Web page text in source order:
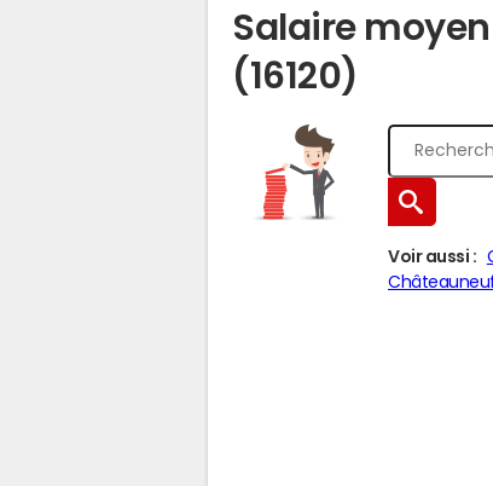
Salaire
(16120)
Voir aussi :